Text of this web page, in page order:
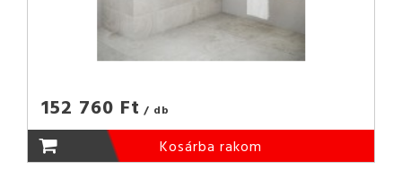
152 760 Ft / db
Kosárba rakom